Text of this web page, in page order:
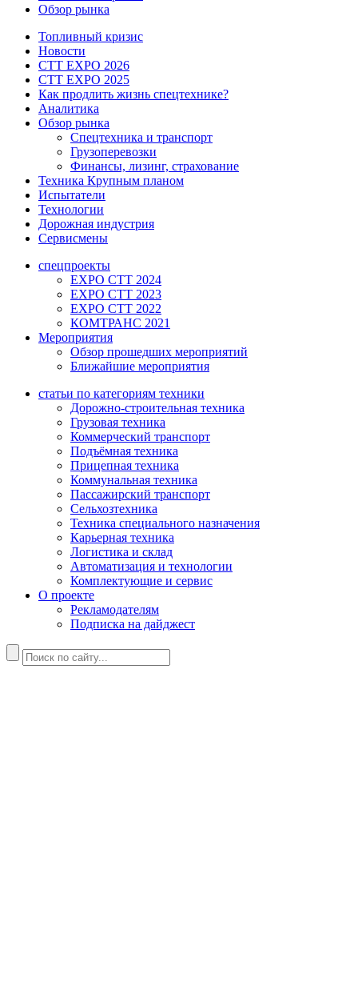
Обзор рынка
Топливный кризис
Новости
CTT EXPO 2026
CTT EXPO 2025
Как продлить жизнь спецтехнике?
Аналитика
Обзор рынка
Спецтехника и транспорт
Грузоперевозки
Финансы, лизинг, страхование
Техника Крупным планом
Испытатели
Технологии
Дорожная индустрия
Сервисмены
спецпроекты
EXPO CTT 2024
EXPO CTT 2023
EXPO CTT 2022
КОМТРАНС 2021
Мероприятия
Обзор прошедших мероприятий
Ближайшие мероприятия
статьи по категориям техники
Дорожно-строительная техника
Грузовая техника
Коммерческий транспорт
Подъёмная техника
Прицепная техника
Коммунальная техника
Пассажирский транспорт
Сельхозтехника
Техника специального назначения
Карьерная техника
Логистика и склад
Автоматизация и технологии
Комплектующие и сервис
О проекте
Рекламодателям
Подписка на дайджест